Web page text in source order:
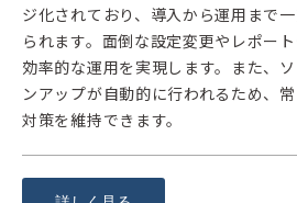
ジ化されており、導入から運用まで
られます。面倒な設定変更やレポー
効率的な運用を実現します。また、
ンアップが自動的に行われるため、
対策を維持できます。